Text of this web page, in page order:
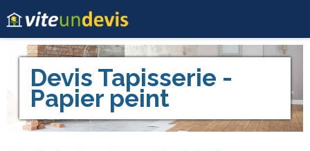
Devis Tapisserie -
Papier peint